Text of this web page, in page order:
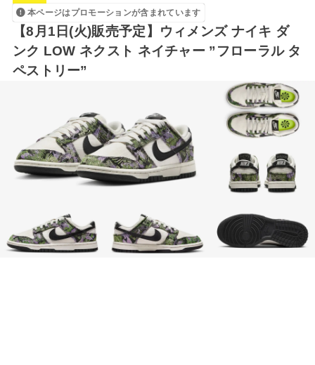
本ページはプロモーションが含まれています
【8月1日(火)販売予定】ウィメンズ ナイキ ダ
ンク LOW ネクスト ネイチャー ”フローラル タ
ペストリー”